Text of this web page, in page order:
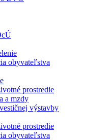
obyvateľstva
prostredie
a mzdy
výstavby
prostredie
obyvateľstva